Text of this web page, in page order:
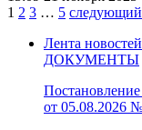
1 2 3 … 5 следующий
Лента новостей
ДОКУМЕНТЫ
от 05.08.2026